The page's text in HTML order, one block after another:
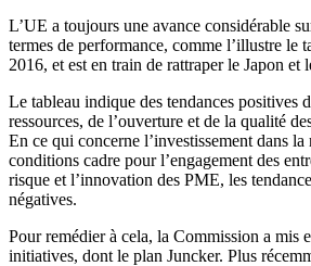
L’UE a toujours une avance considérable
termes de performance, comme l’illustre le
2016, et est en train de rattraper le Japon et
Le tableau indique des tendances positives
ressources, de l’ouverture et de la qualité
En ce qui concerne l’investissement dans la
conditions cadre pour l’engagement des
risque et l’innovation des PME, les
négatives.
Pour remédier à cela, la Commission a mis
initiatives, dont le plan Juncker. Plus